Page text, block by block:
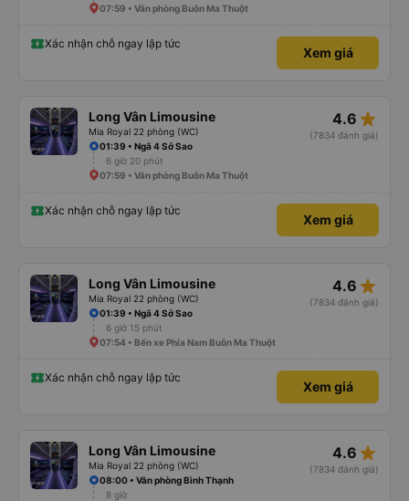
07:59 • Văn phòng Buôn Ma Thuột
Xác nhận chỗ ngay lập tức
Xem giá
Long Vân Limousine
Mia Royal 22 phòng (WC)
4.6 star_rate
(7834 đánh giá)
01:39 • Ngã 4 Sở Sao
6 giờ 20 phút
07:59 • Văn phòng Buôn Ma Thuột
Xác nhận chỗ ngay lập tức
Xem giá
Long Vân Limousine
Mia Royal 22 phòng (WC)
4.6 star_rate
(7834 đánh giá)
01:39 • Ngã 4 Sở Sao
6 giờ 15 phút
07:54 • Bến xe Phía Nam Buôn Ma Thuột
Xác nhận chỗ ngay lập tức
Xem giá
Long Vân Limousine
Mia Royal 22 phòng (WC)
4.6 star_rate
(7834 đánh giá)
08:00 • Văn phòng Bình Thạnh
8 giờ